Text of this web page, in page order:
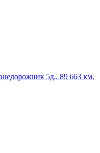
5д., 89 663 км,